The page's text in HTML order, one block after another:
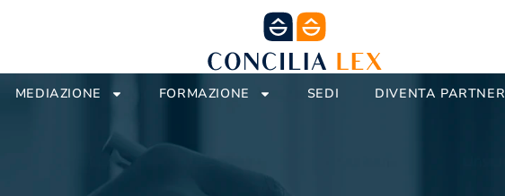
MEDIAZIONE FORMAZIONE SEDI DIVENTA PARTNER